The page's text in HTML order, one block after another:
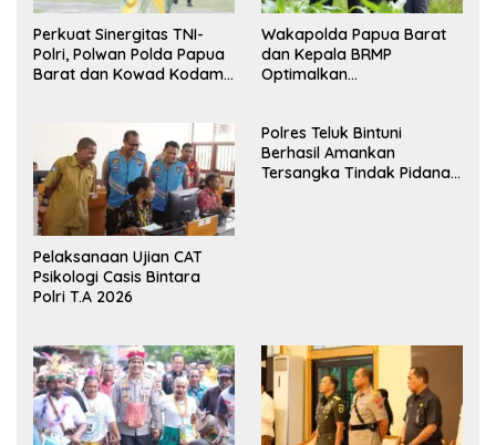
Perkuat Sinergitas TNI-
Polri, Polwan Polda Papua
Barat dan Kowad Kodam
Persahabatan
Wakapolda Papua Barat
dan Kepala BRMP
Optimalkan
Pangan Papua Barat
Pelaksanaan Ujian CAT
Psikologi Casis Bintara
Polri T.A 2026
Polres Teluk Bintuni
Berhasil Amankan
Tersangka Tindak Pidana